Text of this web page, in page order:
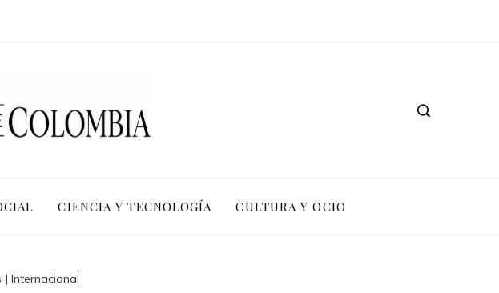
CIENCIA Y TECNOLOGÍA CULTURA Y OCIO
Internacional